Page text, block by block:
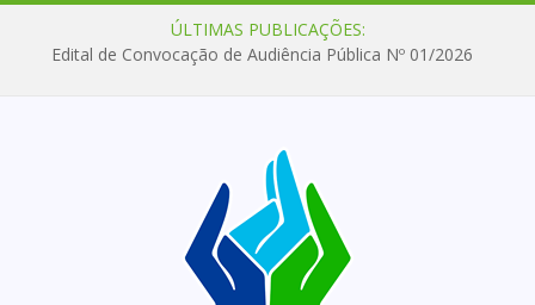
ÚLTIMAS PUBLICAÇÕES:
Edital de Convocação de Audiência Pública Nº 01/2026